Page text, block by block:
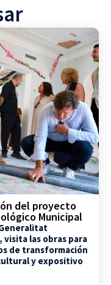
del proyecto
Municipal
visita las obras para
de transformación
y expositivo